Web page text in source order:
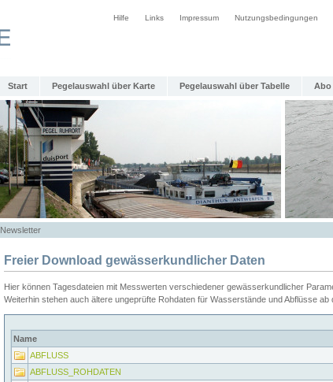
Hilfe Links Impressum Nutzungsbedingungen
Start Pegelauswahl über Karte Pegelauswahl über Tabelle Abo
Newsletter
Freier Download gewässerkundlicher Daten
Hier können Tagesdateien mit Messwerten verschiedener gewässerkundlicher
Weiterhin stehen auch ältere ungeprüfte Rohdaten für Wasserstände und Abflüsse ab
Name
ABFLUSS
ABFLUSS_ROHDATEN